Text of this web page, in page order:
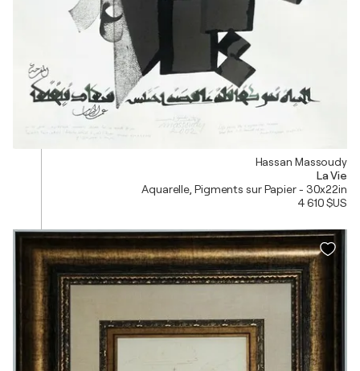
Hassan Massoudy
La Vie
Aquarelle, Pigments sur Papier - 30x22in
4 610 $US